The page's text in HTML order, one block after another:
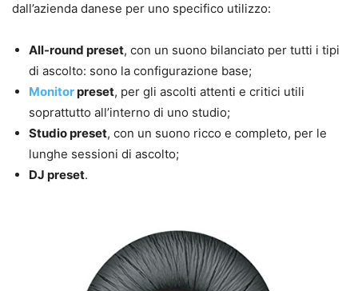
dall’azienda danese per uno specifico utilizzo:
All-round preset, con un suono bilanciato per tutti i tipi
di ascolto: sono la configurazione base;
Monitorpreset, per gli ascolti attenti e critici utili
soprattutto all’interno di uno studio;
Studio preset, con un suono ricco e completo, per le
lunghe sessioni di ascolto;
DJ preset.